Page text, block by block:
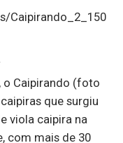
Caipirando_2_150
o Caipirando (foto
que surgiu
viola caipira na
com mais de 30